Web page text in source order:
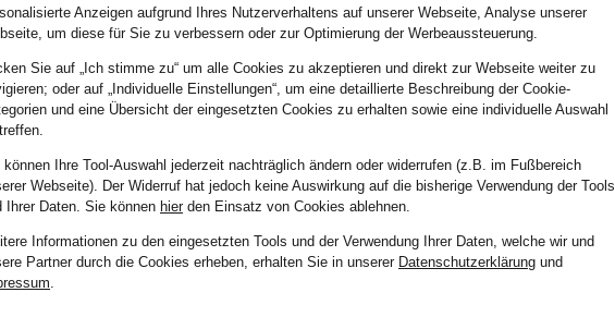
Anzeigen aufgrund Ihres Nutzerverhaltens auf unserer Webseite, Analyse unserer
um diese für Sie zu verbessern oder zur Optimierung der Werbeaussteuerung.
Sie auf „Ich stimme zu“ um alle Cookies zu akzeptieren und direkt zur Webseite weiter zu
oder auf „Individuelle Einstellungen“, um eine detaillierte Beschreibung der Cookie-
und eine Übersicht der eingesetzten Cookies zu erhalten sowie eine individuelle Auswahl
können Ihre Tool-Auswahl jederzeit nachträglich ändern oder widerrufen (z.B. im Fußbereich
Webseite). Der Widerruf hat jedoch keine Auswirkung auf die bisherige Verwendung der Tools
Ihrer Daten. Sie können hierden Einsatz von Cookies ablehnen.
Informationen zu den eingesetzten Tools und der Verwendung Ihrer Daten, welche wir und
Partner durch die Cookies erheben, erhalten Sie in unserer Datenschutzerklärung und
.